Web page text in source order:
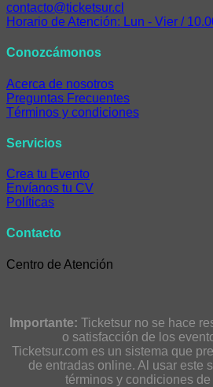
contacto@ticketsur.cl
Horario de Atención: Lun - Vier /
Conozcámonos
Acerca de nosotros
Preguntas Frecuentes
Términos y condiciones
Servicios
Crea tu Evento
Envíanos tu CV
Políticas
Contacto
Centro de Atención
Importante: Ticketsur no se hace
o satisfacción de los
Ticketsur.com es un sistema que
de entradas online. Al usar este
términos y condiciones